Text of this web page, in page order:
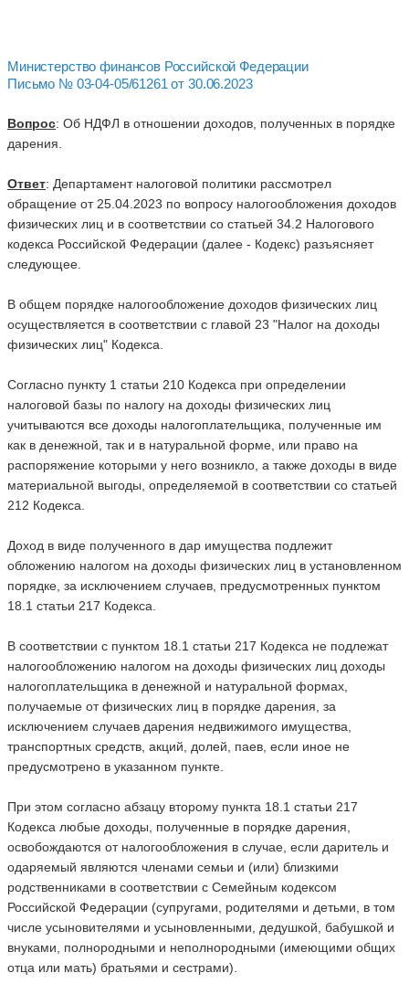
Министерство финансов Российской Федерации
Письмо № 03-04-05/61261 от 30.06.2023
Вопрос: Об НДФЛ в отношении доходов, полученных в порядке
дарения.
Ответ: Департамент налоговой политики рассмотрел
обращение от 25.04.2023 по вопросу налогообложения доходов
физических лиц и в соответствии со статьей 34.2 Налогового
кодекса Российской Федерации (далее - Кодекс) разъясняет
следующее.
В общем порядке налогообложение доходов физических лиц
осуществляется в соответствии с главой 23 "Налог на доходы
физических лиц" Кодекса.
Согласно пункту 1 статьи 210 Кодекса при определении
налоговой базы по налогу на доходы физических лиц
учитываются все доходы налогоплательщика, полученные им
как в денежной, так и в натуральной форме, или право на
распоряжение которыми у него возникло, а также доходы в виде
материальной выгоды, определяемой в соответствии со статьей
212 Кодекса.
Доход в виде полученного в дар имущества подлежит
обложению налогом на доходы физических лиц в установленном
порядке, за исключением случаев, предусмотренных пунктом
18.1 статьи 217 Кодекса.
В соответствии с пунктом 18.1 статьи 217 Кодекса не подлежат
налогообложению налогом на доходы физических лиц доходы
налогоплательщика в денежной и натуральной формах,
получаемые от физических лиц в порядке дарения, за
исключением случаев дарения недвижимого имущества,
транспортных средств, акций, долей, паев, если иное не
предусмотрено в указанном пункте.
При этом согласно абзацу второму пункта 18.1 статьи 217
Кодекса любые доходы, полученные в порядке дарения,
освобождаются от налогообложения в случае, если даритель и
одаряемый являются членами семьи и (или) близкими
родственниками в соответствии с Семейным кодексом
Российской Федерации (супругами, родителями и детьми, в том
числе усыновителями и усыновленными, дедушкой, бабушкой и
внуками, полнородными и неполнородными (имеющими общих
отца или мать) братьями и сестрами).